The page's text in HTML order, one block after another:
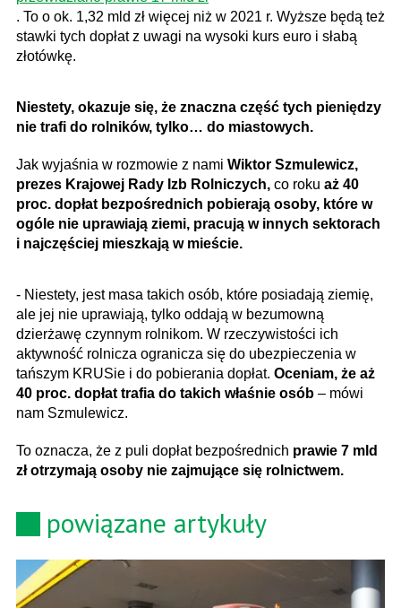
. To o ok. 1,32 mld zł więcej niż w 2021 r. Wyższe będą też
stawki tych dopłat z uwagi na wysoki kurs euro i słabą
złotówkę.
Niestety, okazuje się, że znaczna część tych pieniędzy
nie trafi do rolników, tylko… do miastowych.
Jak wyjaśnia w rozmowie z nami Wiktor Szmulewicz,
prezes Krajowej Rady Izb Rolniczych, co roku aż 40
proc. dopłat bezpośrednich pobierają osoby, które w
ogóle nie uprawiają ziemi, pracują w innych sektorach
i najczęściej mieszkają w mieście.
- Niestety, jest masa takich osób, które posiadają ziemię,
ale jej nie uprawiają, tylko oddają w bezumowną
dzierżawę czynnym rolnikom. W rzeczywistości ich
aktywność rolnicza ogranicza się do ubezpieczenia w
tańszym KRUSie i do pobierania dopłat. Oceniam, że aż
40 proc. dopłat trafia do takich właśnie osób – mówi
nam Szmulewicz.
To oznacza, że z puli dopłat bezpośrednich prawie 7 mld
zł otrzymają osoby nie zajmujące się rolnictwem.
powiązane artykuły